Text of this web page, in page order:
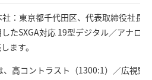
：東京都千代田区、代表取締役社長
たSXGA対応 19型デジタル／アナロ
ます。
、高コントラスト（1300:1）／広視野